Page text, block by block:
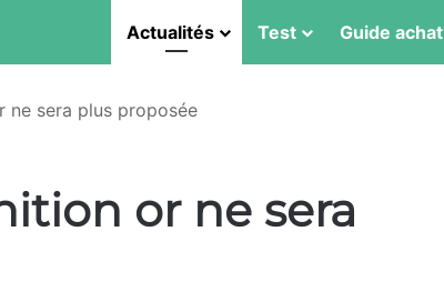
Actualités Test Guide achat
ne sera plus proposée
or ne sera